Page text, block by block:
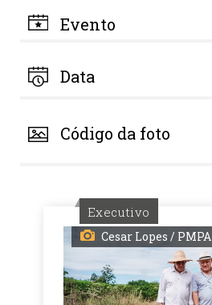
Evento
Data
Código da foto
Executivo
Cesar Lopes / PMPA